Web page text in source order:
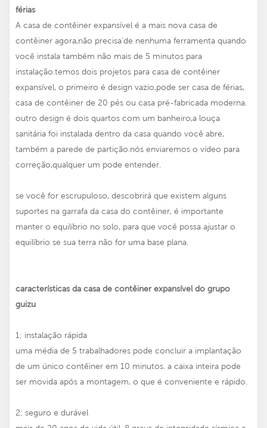
férias
A casa de contêiner expansível é a mais nova casa de
contêiner agora,não precisa'de nenhuma ferramenta quando
você instala também não mais de 5 minutos para
instalação.temos dois projetos para casa de contêiner
expansível, o primeiro é design vazio,pode ser casa de férias,
casa de contêiner de 20 pés ou casa pré-fabricada moderna.
outro design é dois quartos com um banheiro,a louça
sanitária foi instalada dentro da casa quando você abre,
também a parede de partição.nós enviaremos o vídeo para
correção,qualquer um pode entender.
se você for escrupuloso, descobrirá que existem alguns
suportes na garrafa da casa do contêiner, é importante
manter o equilíbrio no solo, para que você possa ajustar o
equilíbrio se sua terra não for uma base plana.
características da casa de contêiner expansível do grupo
guizu
1; instalação rápida
uma média de 5 trabalhadores pode concluir a implantação
de um único contêiner em 10 minutos. a caixa inteira pode
ser movida após a montagem, o que é conveniente e rápido.
2; seguro e durável